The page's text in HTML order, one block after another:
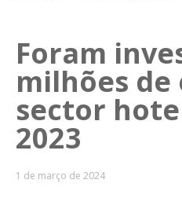
Foram
milhões de
sector
2023
1 de março de 2024